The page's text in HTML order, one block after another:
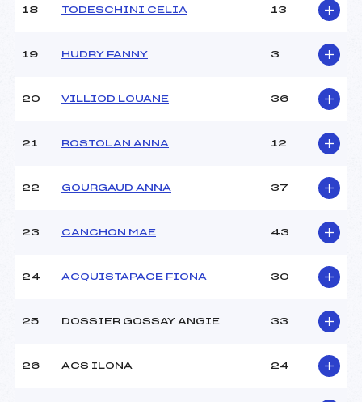
18 TODESCHINI CELIA 13
19 HUDRY FANNY 3
20 VILLIOD LOUANE 36
21 ROSTOLAN ANNA 12
22 GOURGAUD ANNA 37
23 CANCHON MAE 43
24 ACQUISTAPACE FIONA 30
25 DOSSIER GOSSAY ANGIE 33
26 ACS ILONA 24